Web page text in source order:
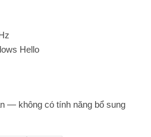
Hello
— không có tính năng bổ sung